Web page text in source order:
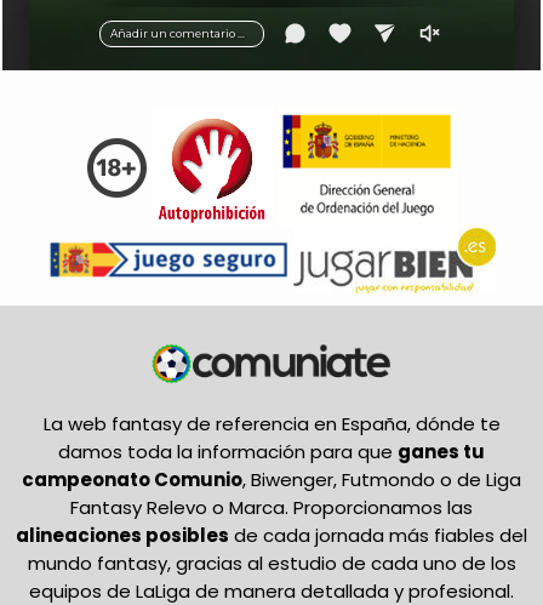
Añadir un comentario ...
La web fantasy de referencia en España, dónde te
damos toda la información para que ganes tu
campeonato Comunio, Biwenger, Futmondo o de Liga
Fantasy Relevo o Marca. Proporcionamos las
alineaciones posibles de cada jornada más fiables del
mundo fantasy, gracias al estudio de cada uno de los
equipos de LaLiga de manera detallada y profesional.